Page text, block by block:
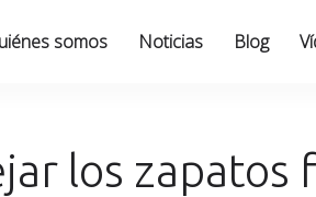
somos Noticias Blog
los zapatos